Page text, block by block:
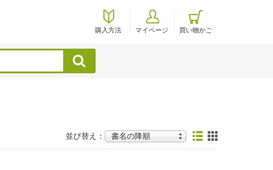
購入方法 マイページ 買い物かご
検索
並び替え：